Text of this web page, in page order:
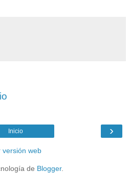
›
Inicio
versión web
de Blogger.